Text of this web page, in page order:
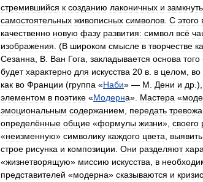
стремившийся к созданию лаконичных и
самостоятельных живописных символов С этого
качественно новую фазу развития: символ всё
изображения . (В широком смысле в творчестве
Сезанна
В Ван Гога закладывается основа того
будет характерно для искусства 20 в в целом во
как во Франции (группа «Наби» — М Дени и др .),
элементом в поэтике «Модерна». Мастера «
эмоциональным содержанием передать
определённые общие «формулы жизни», своего
«неизменную» символику каждого цвета выявить
строе рисунка и композиции Они разделяют
«жизнетворящую» миссию искусства в
представителей «модерна» сказываются и